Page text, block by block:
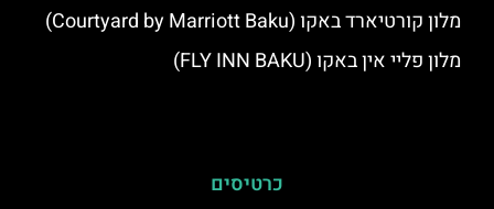
מלון קורטיארד באקו (Courtyard by Marriott Baku)
מלון פליי אין באקו (FLY INN BAKU)
כרטיסים